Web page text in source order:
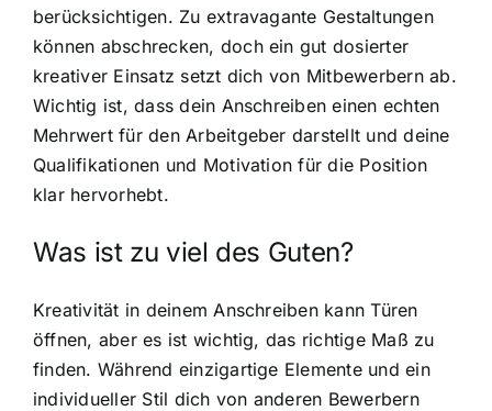
berücksichtigen. Zu extravagante Gestaltungen
können abschrecken, doch ein gut dosierter
kreativer Einsatz setzt dich von Mitbewerbern ab.
Wichtig ist, dass dein Anschreiben einen echten
Mehrwert für den Arbeitgeber darstellt und deine
Qualifikationen und Motivation für die Position
klar hervorhebt.
Was ist zu viel des Guten?
Kreativität in deinem Anschreiben kann Türen
öffnen, aber es ist wichtig, das richtige Maß zu
finden. Während einzigartige Elemente und ein
individueller Stil dich von anderen Bewerbern